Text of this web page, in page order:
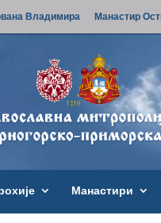
Владимира Манастир
Манастири